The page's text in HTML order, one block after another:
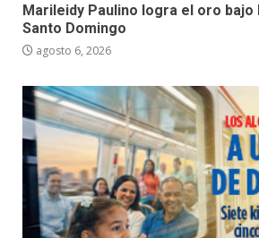
Marileidy Paulino logra el oro bajo
Santo Domingo
agosto 6, 2026